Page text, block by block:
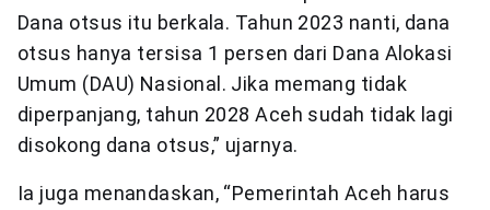
Dana otsus itu berkala. Tahun 2023 nanti, dana
otsus hanya tersisa 1 persen dari Dana Alokasi
Umum (DAU) Nasional. Jika memang tidak
diperpanjang, tahun 2028 Aceh sudah tidak lagi
disokong dana otsus,” ujarnya.
Ia juga menandaskan, “Pemerintah Aceh harus